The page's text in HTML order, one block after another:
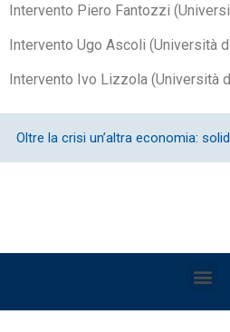
Intervento Piero Fantozzi
Intervento Ugo Ascoli (Università
Intervento Ivo Lizzola (Università
Oltre la crisi un’altra economia: